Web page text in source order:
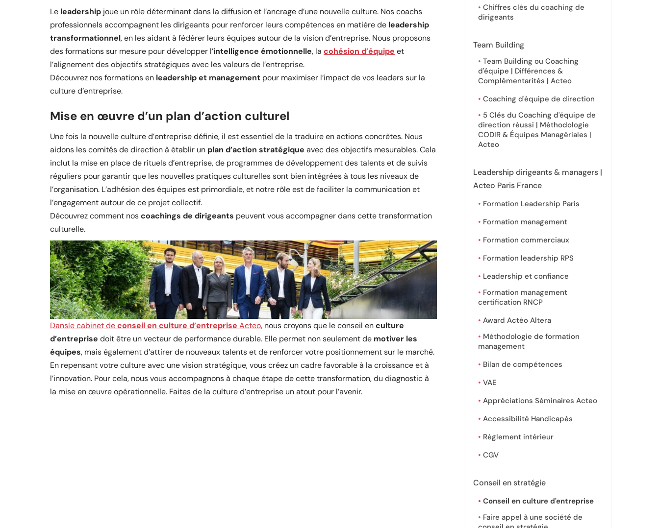
Le leadership joue un rôle déterminant dans la diffusion et l’ancrage d’une nouvelle culture. Nos coachs
professionnels accompagnent les dirigeants pour renforcer leurs compétences en matière de leadership
transformationnel, en les aidant à fédérer leurs équipes autour de la vision d’entreprise. Nous proposons
des formations sur mesure pour développer l’intelligence émotionnelle, la cohésion d’équipe et
l’alignement des objectifs stratégiques avec les valeurs de l’entreprise.
Découvrez nos formations en leadership et management pour maximiser l’impact de vos leaders sur la
culture d’entreprise.
Mise en œuvre d’un plan d’action culturel
Une fois la nouvelle culture d’entreprise définie, il est essentiel de la traduire en actions concrètes. Nous
aidons les comités de direction à établir un plan d’action stratégique avec des objectifs mesurables. Cela
inclut la mise en place de rituels d’entreprise, de programmes de développement des talents et de suivis
réguliers pour garantir que les nouvelles pratiques culturelles sont bien intégrées à tous les niveaux de
l’organisation. L’adhésion des équipes est primordiale, et notre rôle est de faciliter la communication et
l’engagement autour de ce projet collectif.
Découvrez comment noscoachings de dirigeants peuvent vous accompagner dans cette transformation
culturelle.
Dansle cabinet deconseil en culture d’entreprise Acteo, nous croyons que le conseil enculture
d’entreprise doit être un vecteur de performance durable. Elle permet non seulement de motiver les
équipes, mais également d’attirer de nouveaux talents et de renforcer votre positionnement sur le marché.
En repensant votre culture avec une vision stratégique, vous créez un cadre favorable à la croissance et à
l’innovation. Pour cela, nous vous accompagnons à chaque étape de cette transformation, du diagnostic à
la mise en œuvre opérationnelle. Faites de la culture d’entreprise un atout pour l’avenir.
Chiffres clés du coaching de
dirigeants
Team Building
Team Building ou Coaching
d'équipe | Différences &
Complémentarités | Acteo
Coaching d'équipe de direction
5 Clés du Coaching d'équipe de
direction réussi | Méthodologie
CODIR & Équipes Managériales |
Acteo
Leadership dirigeants & managers |
Acteo Paris France
Formation Leadership Paris
Formation management
Formation commerciaux
Formation leadership RPS
Leadership et confiance
Formation management
certification RNCP
Award Actéo Altera
Méthodologie de formation
management
Bilan de compétences
VAE
Appréciations Séminaires Acteo
Accessibilité Handicapés
Règlement intérieur
CGV
Conseil en stratégie
Conseil en culture d'entreprise
Faire appel à une société de